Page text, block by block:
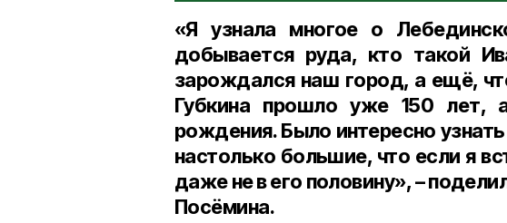
«Я узнала многое о
добывается руда, кто такой
зарождался наш город, а ещё,
Губкина прошло уже 150 лет,
рождения. Было интересно
настолько большие, что если я
даже не в его половину», –
Посёмина.